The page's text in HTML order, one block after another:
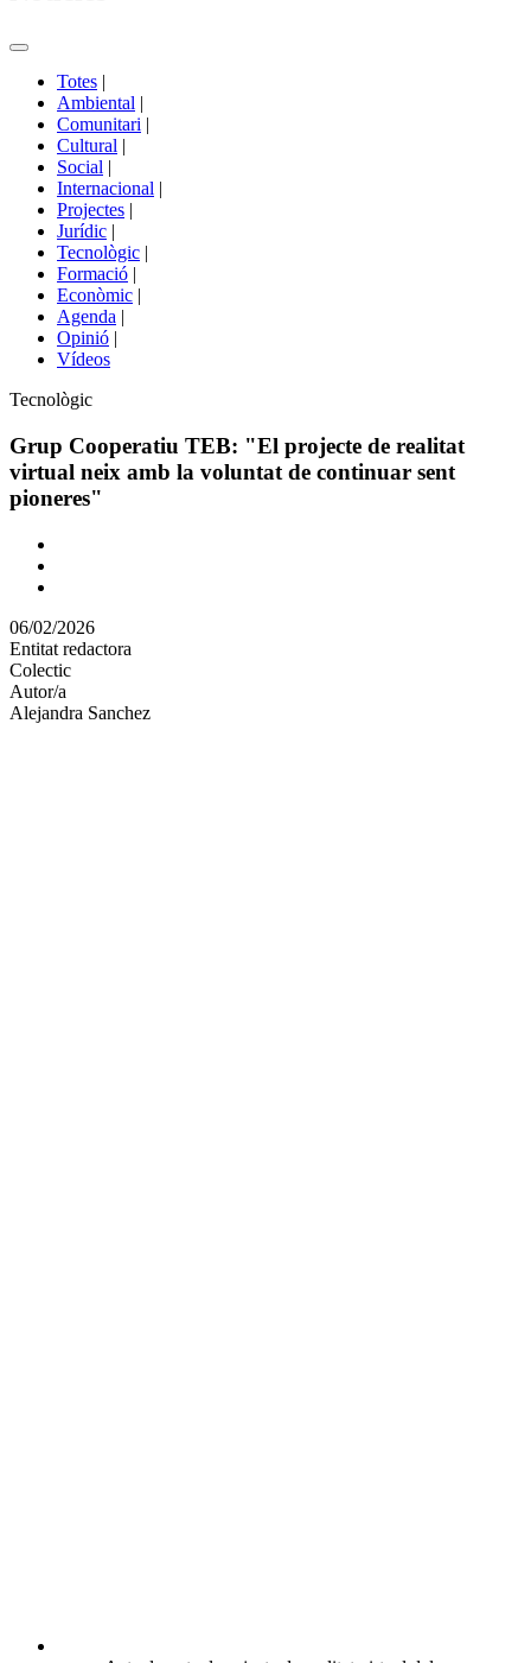
Commutador
portals
Totes |
Ambiental |
Comunitari |
Cultural |
Social |
Internacional |
Projectes |
Jurídic |
Tecnològic |
Formació |
Econòmic |
Agenda |
Opinió |
Vídeos
Àmbit
la
notícia
Tecnològic
Grup Cooperatiu TEB: "El projecte de realitat
virtual neix amb la voluntat de continuar sent
pioneres"
Comparteix
altres
xarxes
socials
06/02/2026
Entitat redactora
Colectic
Autor/a
Alejandra Sanchez